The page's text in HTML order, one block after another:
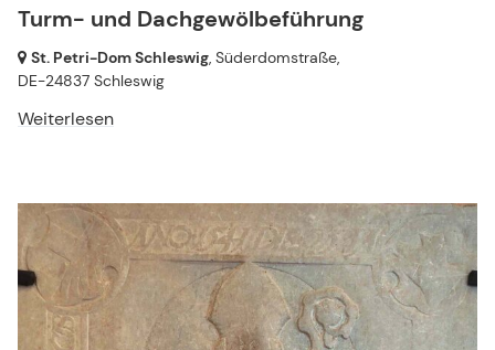
Turm- und Dachgewölbeführung
St. Petri-Dom Schleswig, Süderdomstraße,
DE-24837 Schleswig
Weiterlesen